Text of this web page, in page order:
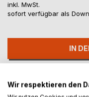
inkl. MwSt.
sofort verfügbar als
IN
Titel bewerten
Wir respektieren den